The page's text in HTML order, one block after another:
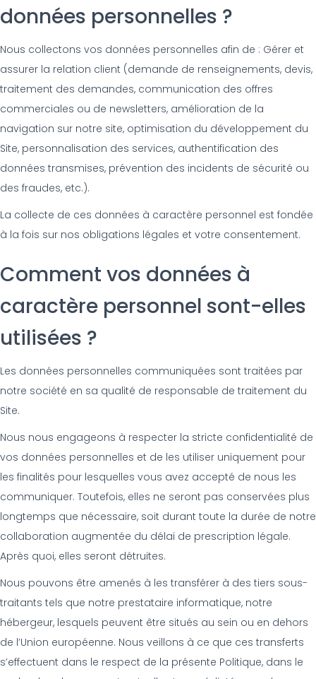
données personnelles ?
Nous collectons vos données personnelles afin de : Gérer et
assurer la relation client (demande de renseignements, devis,
traitement des demandes, communication des offres
commerciales ou de newsletters, amélioration de la
navigation sur notre site, optimisation du développement du
Site, personnalisation des services, authentification des
données transmises, prévention des incidents de sécurité ou
des fraudes, etc.).
La collecte de ces données à caractère personnel est fondée
à la fois sur nos obligations légales et votre consentement.
Comment vos données à
caractère personnel sont-elles
utilisées ?
Les données personnelles communiquées sont traitées par
notre société en sa qualité de responsable de traitement du
Site.
Nous nous engageons à respecter la stricte confidentialité de
vos données personnelles et de les utiliser uniquement pour
les finalités pour lesquelles vous avez accepté de nous les
communiquer. Toutefois, elles ne seront pas conservées plus
longtemps que nécessaire, soit durant toute la durée de notre
collaboration augmentée du délai de prescription légale.
Après quoi, elles seront détruites.
Nous pouvons être amenés à les transférer à des tiers sous-
traitants tels que notre prestataire informatique, notre
hébergeur, lesquels peuvent être situés au sein ou en dehors
de l’Union européenne. Nous veillons à ce que ces transferts
s’effectuent dans le respect de la présente Politique, dans le